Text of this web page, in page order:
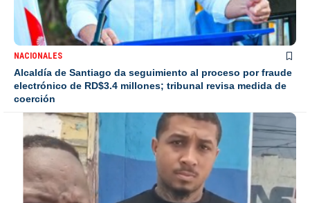
NACIONALES
Alcaldía de Santiago da seguimiento al proceso por fraude
electrónico de RD$3.4 millones; tribunal revisa medida de
coerción